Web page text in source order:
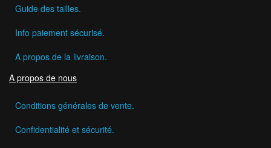
Guide des tailles.
Info paiement sécurisé.
A propos de la livraison.
A propos de nous
Conditions générales de vente.
Confidentialité et sécurité.